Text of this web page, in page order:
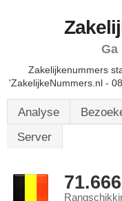
Ga
Zakelijkenummers
'ZakelijkeNummers.nl -
Analyse
Server
71.666